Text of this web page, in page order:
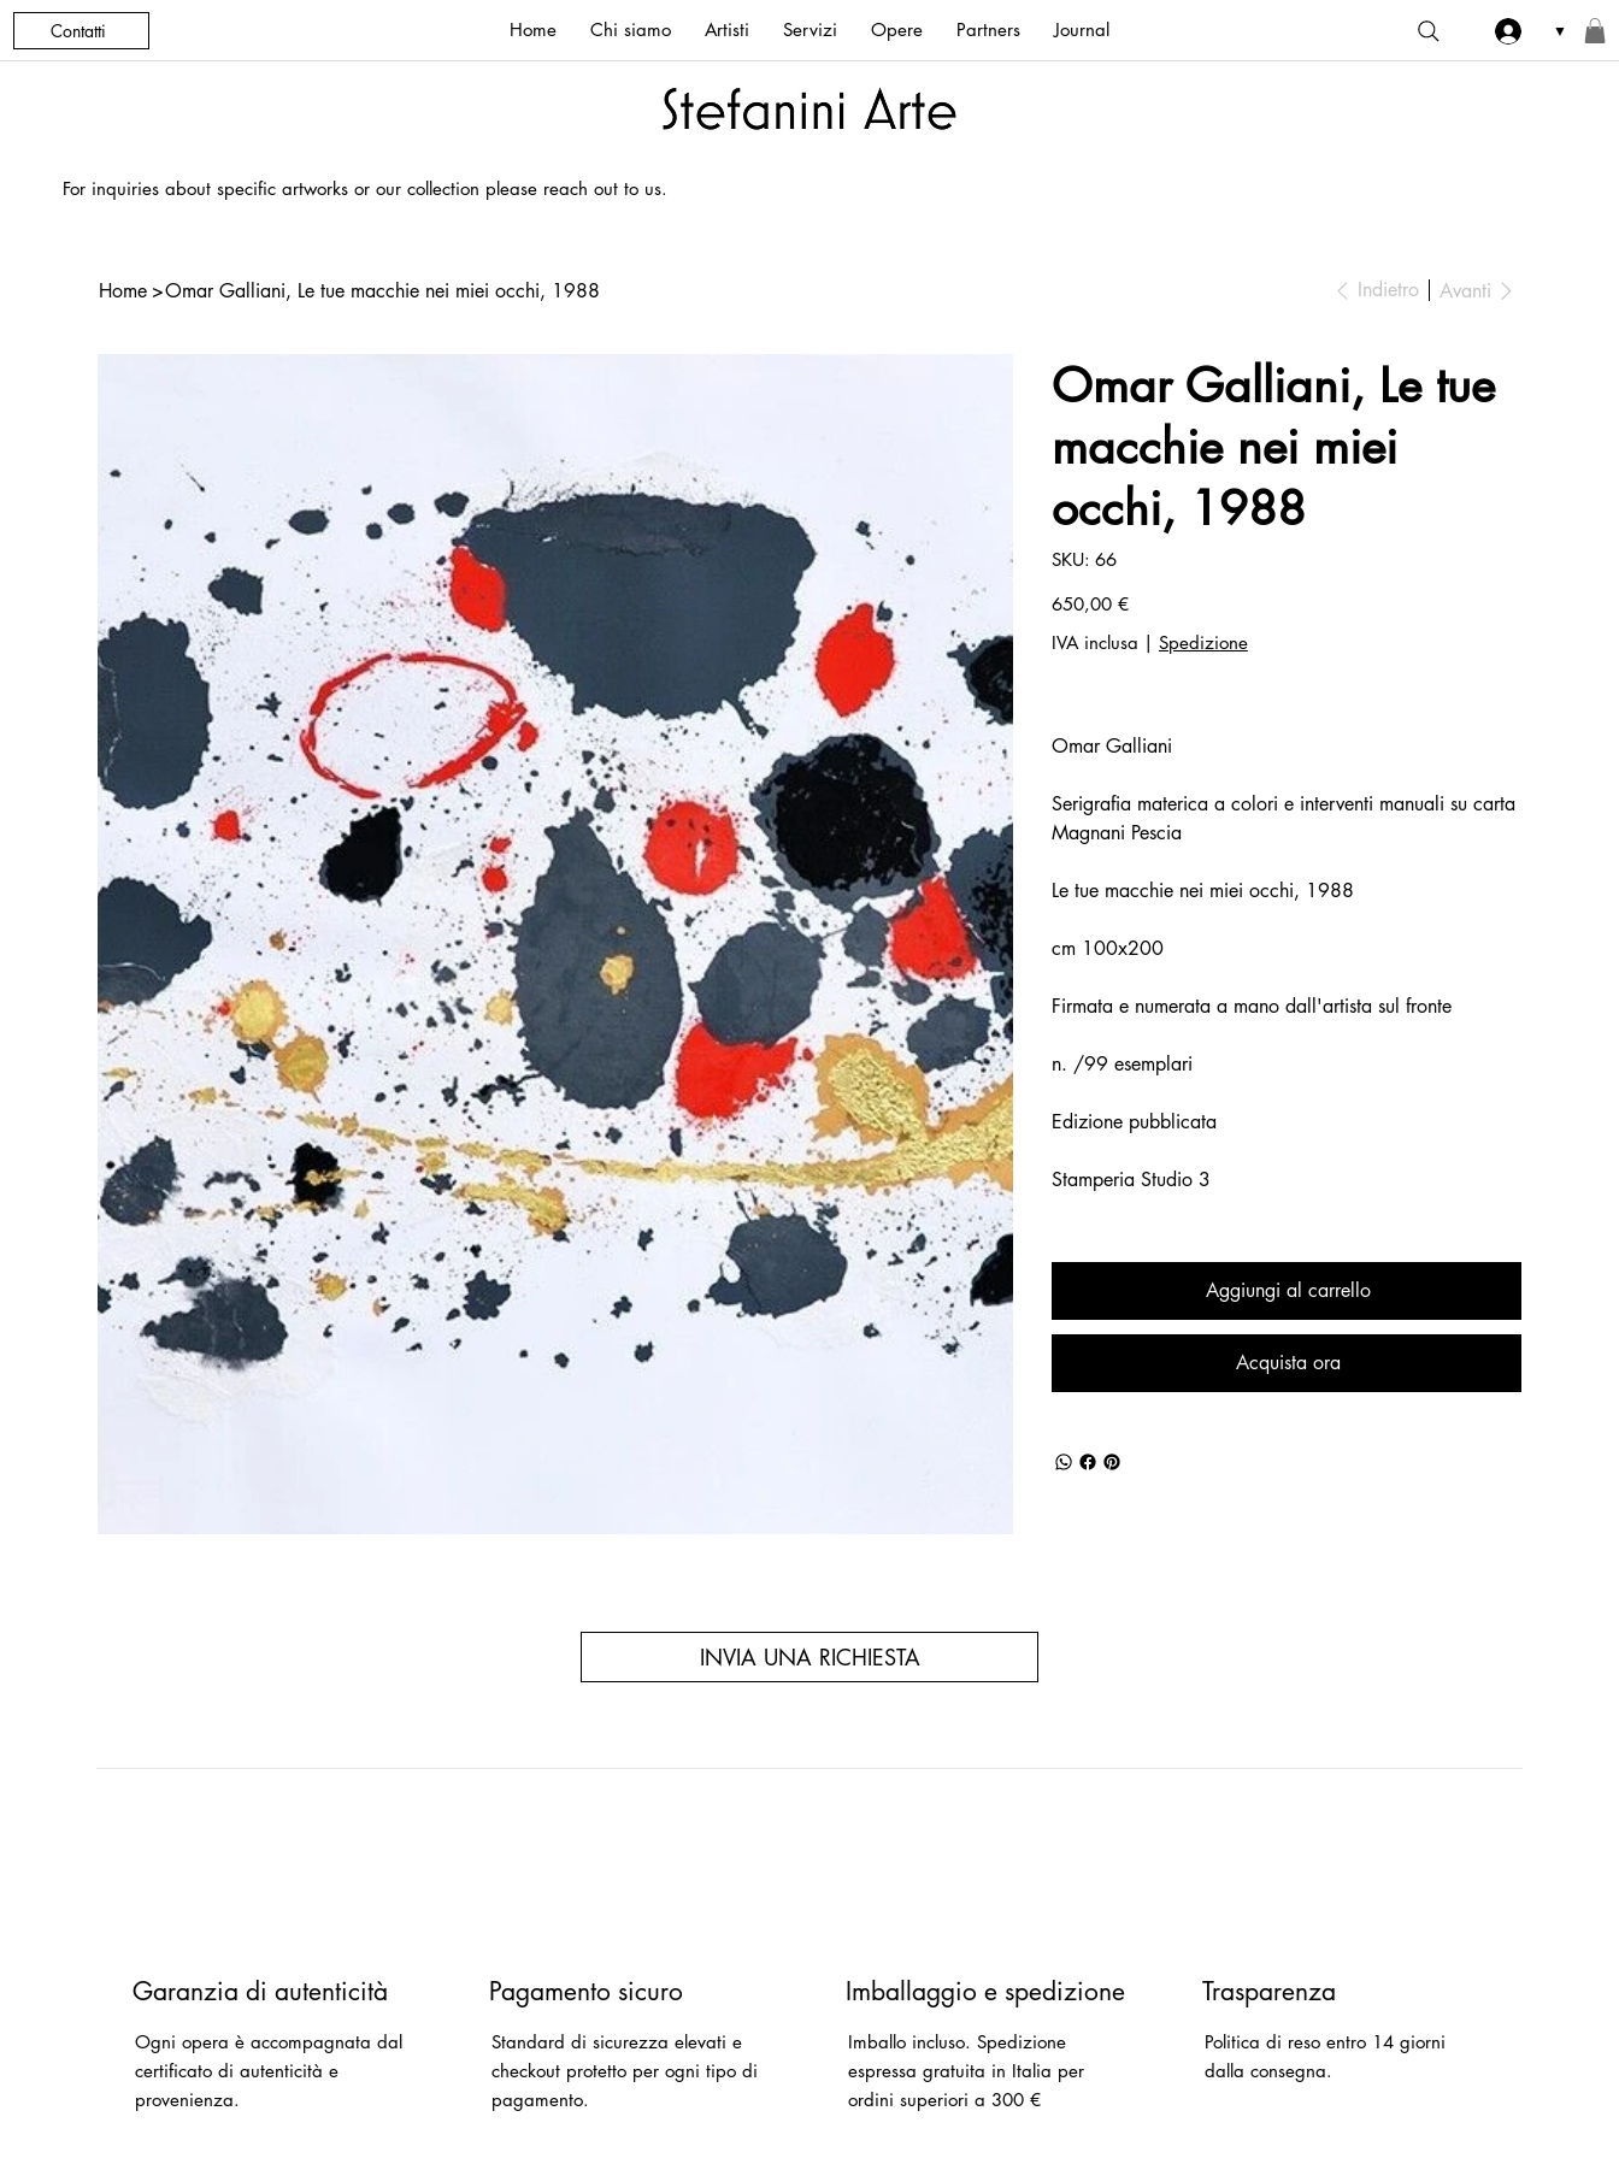
Contatti Home Chi siamo Artisti Servizi Opere Partners Journal ▼
For inquiries about specific artworks or our collection please reach out to us.
Home >Omar Galliani, Le tue macchie nei miei occhi, 1988 Indietro Avanti
Omar Galliani, Le tue
macchie nei miei
occhi, 1988
SKU:
SKU
66
66
Prezzo
650,00 €
IVA inclusa | Spedizione
Omar Galliani
Serigrafia materica a colori e interventi manuali su carta
Magnani Pescia
Le tue macchie nei miei occhi, 1988
cm 100x200
Firmata e numerata a mano dall'artista sul fronte
n. /99 esemplari
Edizione pubblicata
Stamperia Studio 3
Aggiungi al carrello
Acquista ora
INVIA UNA RICHIESTA
Garanzia di autenticità
Ogni opera è accompagnata dal
certificato di autenticità e
provenienza.
Pagamento sicuro
Standard di sicurezza elevati e
checkout protetto per ogni tipo di
pagamento.
Imballaggio e spedizione
Imballo incluso.Spedizione
espressa gratuita in Italia per
ordini superiori a 300 €
Trasparenza
Politica di reso entro 14 giorni
dalla consegna.